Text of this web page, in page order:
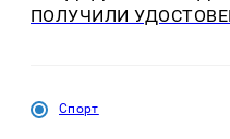
ПОЛУЧИЛИ
Спорт